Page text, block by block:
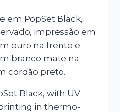
em PopSet Black,
impressão em
ouro na frente e
branco mate na
cordão preto.
Black, with UV
in thermo-